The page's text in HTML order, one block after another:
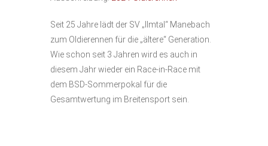
Seit 25 Jahre lädt der SV „Ilmtal“ Manebach
zum Oldierennen für die „ältere“ Generation.
Wie schon seit 3 Jahren wird es auch in
diesem Jahr wieder ein Race-in-Race mit
dem BSD-Sommerpokal für die
Gesamtwertung im Breitensport sein.